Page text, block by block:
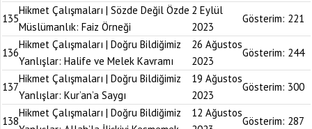
135
Hikmet Çalışmaları | Sözde Değil Özde
Müslümanlık: Faiz Örneği
2 Eylül
2023
Gösterim: 221
136
Hikmet Çalışmaları | Doğru Bildiğimiz
Yanlışlar: Halife ve Melek Kavramı
26 Ağustos
2023
Gösterim: 244
137
Hikmet Çalışmaları | Doğru Bildiğimiz
Yanlışlar: Kur’an’a Saygı
19 Ağustos
2023
Gösterim: 300
138
Hikmet Çalışmaları | Doğru Bildiğimiz
12 Ağustos
Gösterim: 287